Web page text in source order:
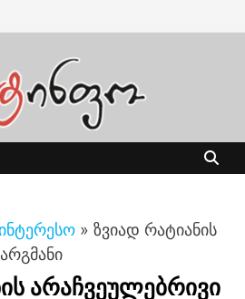
» ზვიად რატიანის
არაჩვეულებრივი